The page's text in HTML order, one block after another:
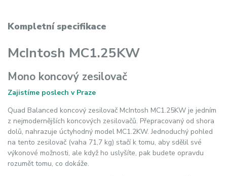
Kompletní specifikace
McIntosh MC1.25KW
Mono koncový zesilovač
Zajistíme poslech v Praze
Quad Balanced koncový zesilovač McIntosh MC1.25KW je jedním
z nejmodernějších koncových zesilovačů. Přepracovaný od shora
dolů, nahrazuje úctyhodný model MC1.2KW. Jednoduchý pohled
na tento zesilovač (vaha 71,7 kg) stačí k tomu, aby sdělil své
výkonové možnosti, ale když ho uslyšíte, pak budete opravdu
rozumět tomu, co dokáže.